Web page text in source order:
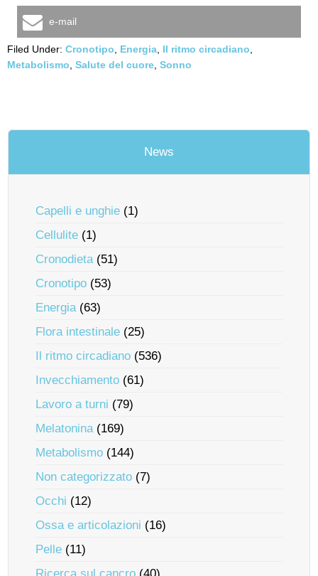
e-mail
Filed Under: Cronotipo Energia Il ritmo circadiano
Metabolismo Salute del cuore Sonno
News
Capelli e unghie (1)
Cellulite (1)
Cronodieta(51)
Cronotipo (53)
Energia(63)
Flora intestinale (25)
Il ritmo circadiano (536)
Invecchiamento (61)
Lavoro a turni (79)
Melatonina(169)
Metabolismo (144)
Non categorizzato (7)
Occhi (12)
Ossa e articolazioni (16)
Pelle (11)